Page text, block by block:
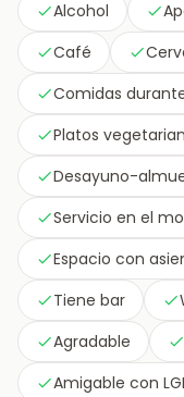
Alcohol
Café
Comidas
Platos
Desayuno-
Servicio en el
Espacio con
Tiene bar
Agradable
Amigable con